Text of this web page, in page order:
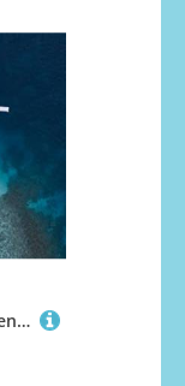
500 Teile Puzzle für Erwachsene und Kinder ab 14 Jahren Puzzle für Wohnkultur - Insel Boote Meer 52x38cm